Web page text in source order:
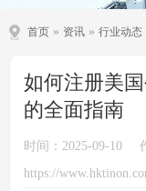
首页 » 资讯 » 行业动态
如何注册美
的全面指南
时间：2025-09-10
https://